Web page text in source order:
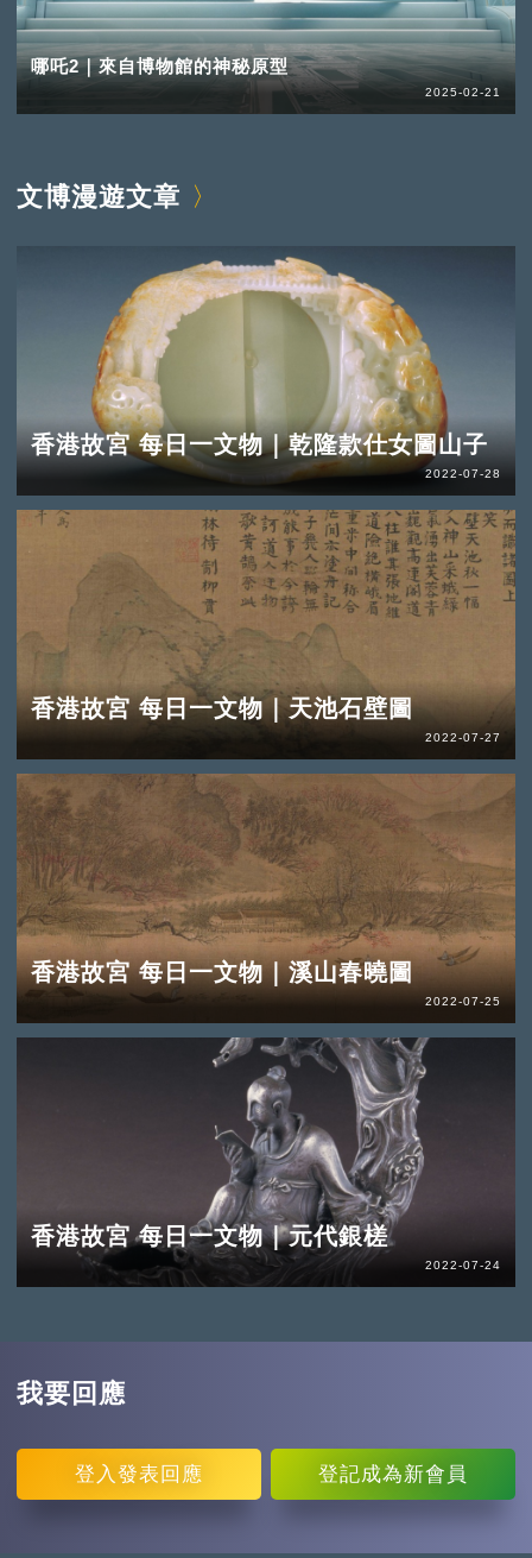
哪吒2｜來自博物館的神秘原型
2025-02-21
文博漫遊文章
香港故宮 每日一文物｜乾隆款仕女圖山子
2022-07-28
香港故宮 每日一文物｜天池石壁圖
2022-07-27
香港故宮 每日一文物｜溪山春曉圖
2022-07-25
香港故宮 每日一文物｜元代銀槎
2022-07-24
我要回應
登入 發表回應 登記成為新會員